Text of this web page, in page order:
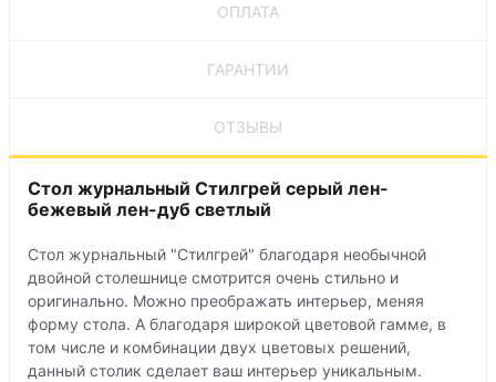
ОПЛАТА
ГАРАНТИИ
ОТЗЫВЫ
Стол журнальный Стилгрей серый лен-
бежевый лен-дуб светлый
Стол журнальный "Стилгрей" благодаря необычной
двойной столешнице смотрится очень стильно и
оригинально. Можно преображать интерьер, меняя
форму стола. А благодаря широкой цветовой гамме, в
том числе и комбинации двух цветовых решений,
данный столик сделает ваш интерьер уникальным.